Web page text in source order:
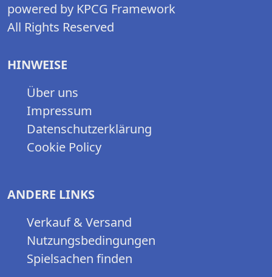
powered by KPCG Framework
All Rights Reserved
HINWEISE
Über uns
Impressum
Datenschutzerklärung
Cookie Policy
ANDERE LINKS
Verkauf & Versand
Nutzungsbedingungen
Spielsachen finden